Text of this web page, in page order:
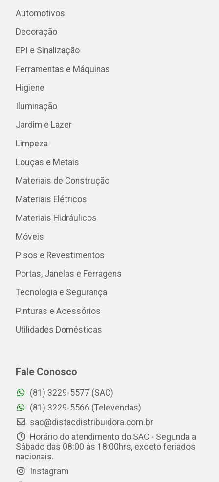
Automotivos
Decoração
EPI e Sinalização
Ferramentas e Máquinas
Higiene
Iluminação
Jardim e Lazer
Limpeza
Louças e Metais
Materiais de Construção
Materiais Elétricos
Materiais Hidráulicos
Móveis
Pisos e Revestimentos
Portas, Janelas e Ferragens
Tecnologia e Segurança
Pinturas e Acessórios
Utilidades Domésticas
Fale Conosco
(81) 3229-5577 (SAC)
(81) 3229-5566 (Televendas)
sac@distacdistribuidora.com.br
Horário do atendimento do SAC - Segunda a
Sábado das 08:00 às 18:00hrs, exceto feriados
nacionais.
Instagram